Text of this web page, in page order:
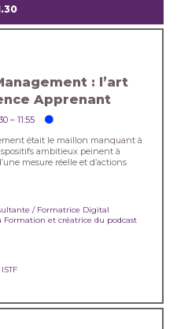
: l’art
Apprenant
–11:55
était le maillon manquant à
ambitieux peinent à
mesure réelle et d’actions
/ Formatrice Digital
et créatrice du podcast